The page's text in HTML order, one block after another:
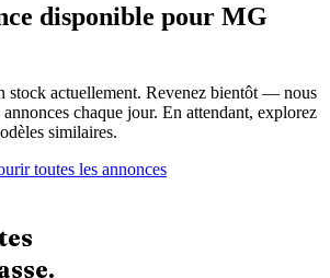
disponible pour MG
stock actuellement. Revenez bientôt — nous
chaque jour. En attendant, explorez
similaires.
toutes les annonces